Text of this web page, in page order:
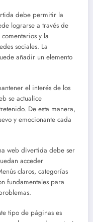
debe permitir la
lograrse a través de
comentarios y la
sociales. La
añadir un elemento
el interés de los
se actualice
De esta manera,
y emocionante cada
web divertida debe ser
acceder
claros, categorías
fundamentales para
tipo de páginas es